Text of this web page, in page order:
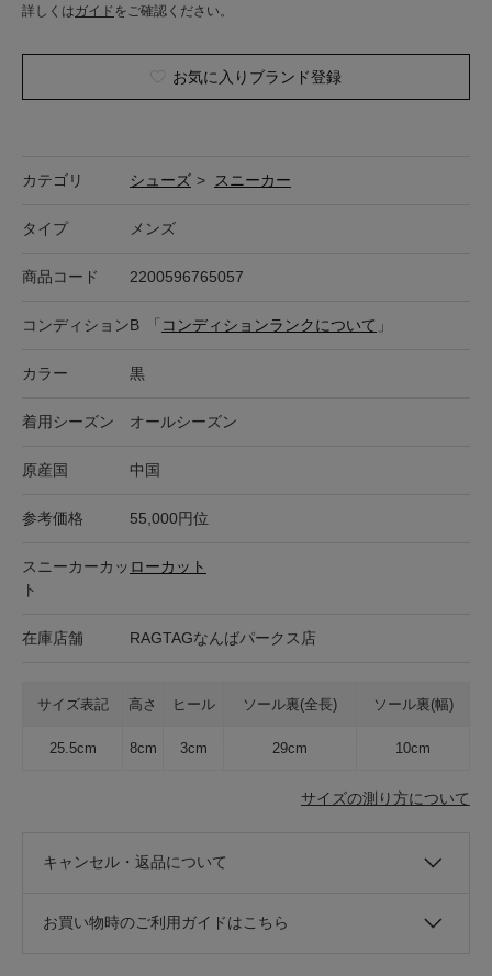
詳しくはガイド をご確認ください。
お気に入りブランド登録
カテゴリ シューズ > スニーカー
タイプ メンズ
商品コード 2200596765057
コンディションB 「 コンディションランクについて 」
カラー 黒
着用シーズン オールシーズン
原産国 中国
参考価格 55,000円位
スニーカーカッ
ト
ローカット
在庫店舗 RAGTAGなんばパークス店
サイズ表記 高さ ヒール ソール裏(全長) ソール裏(幅)
25.5cm 8cm 3cm 29cm 10cm
サイズの測り方について
キャンセル・返品について
お買い物時のご利用ガイドはこちら